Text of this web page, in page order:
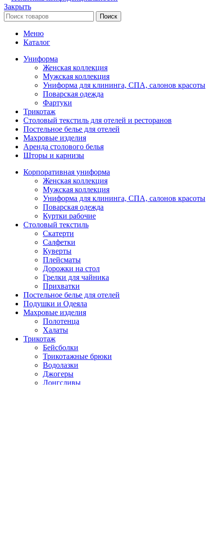
Закрыть
Поиск
Меню
Каталог
Униформа
Женская коллекция
Мужская коллекция
Униформа для клининга, СПА, салонов красоты
Поварская одежда
Фартуки
Трикотаж
Столовый текстиль для отелей и ресторанов
Постельное белье для отелей
Махровые изделия
Аренда столового белья
Шторы и карнизы
Корпоративная униформа
Женская коллекция
Мужская коллекция
Униформа для клининга, СПА, салонов красоты
Поварская одежда
Куртки рабочие
Столовый текстиль
Скатерти
Салфетки
Куверты
Плейсматы
Дорожки на стол
Грелки для чайника
Прихватки
Постельное белье для отелей
Подушки и Одеяла
Махровые изделия
Полотенца
Халаты
Трикотаж
Бейсболки
Трикотажные брюки
Водолазки
Джогеры
Лонгсливы